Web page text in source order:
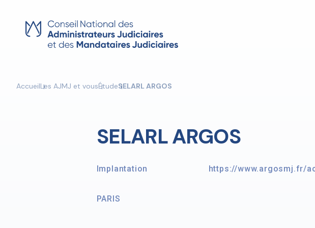
content
AccueilLes AJMJ et vousÉtudeSELARL ARGOS
SELARL ARGOS
Implantation
PARIS
https://www.argosmj.fr/